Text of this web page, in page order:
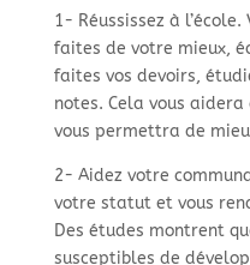
1- Réussissez à l’école.
faites de votre mieux,
faites vos devoirs,
notes. Cela vous
vous permettra de
2- Aidez votre
votre statut et vous
Des études montrent
susceptibles de